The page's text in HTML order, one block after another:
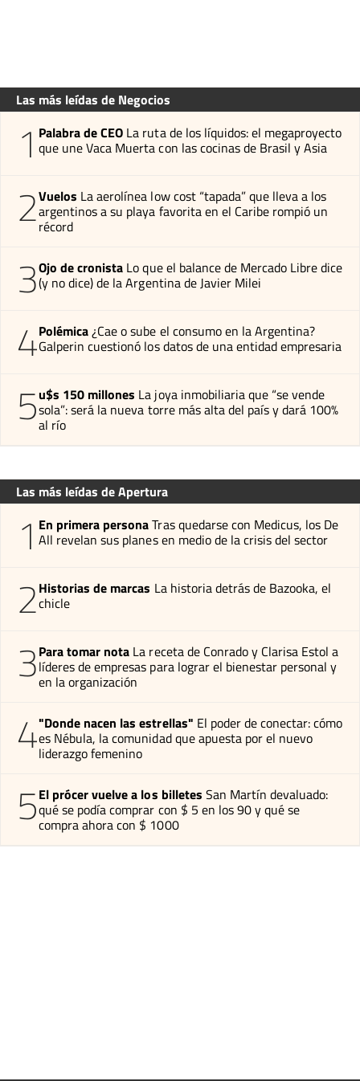
Las más leídas de Negocios
1 Palabra de CEO La ruta de los líquidos: el megaproyecto
que une Vaca Muerta con las cocinas de Brasil y Asia
2Vuelos La aerolínea low cost “tapada” que lleva a los
argentinos a su playa favorita en el Caribe rompió un
récord
3Ojo de cronista Lo que el balance de Mercado Libre dice
(y no dice) de la Argentina de Javier Milei
4Polémica¿Cae o sube el consumo en la Argentina?
Galperin cuestionó los datos de una entidad empresaria
5u$s 150 millones La joya inmobiliaria que “se vende
sola”: será la nueva torre más alta del país y dará 100%
al río
Las más leídas de Apertura
1 En primera personaTras quedarse con Medicus, los De
All revelan sus planes en medio de la crisis del sector
2Historias de marcas La historia detrás de Bazooka, el
chicle
3Para tomar nota La receta de Conrado y Clarisa Estol a
líderes de empresas para lograr el bienestar personal y
en la organización
4"Donde nacen las estrellas" El poder de conectar: cómo
es Nébula, la comunidad que apuesta por el nuevo
liderazgo femenino
5El prócer vuelve a los billetes San Martín devaluado:
qué se podía comprar con $ 5 en los 90 y qué se
compra ahora con $ 1000